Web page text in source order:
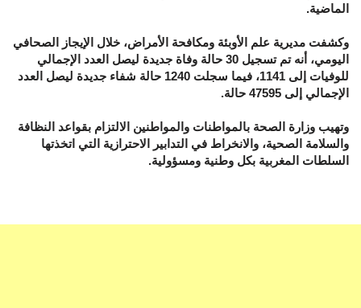
الماضية.
وكشفت مديرية علم الأوبئة ومكافحة الأمراض، خلال الإيجاز الصحافي
اليومي، أنه تم تسجيل 30 حالة وفاة جديدة ليصل العدد الإجمالي
للوفيات إلى 1141، فيما سجلت 1240 حالة شفاء جديدة ليصل العدد
الإجمالي إلى 47595 حالة.
وتهيب وزارة الصحة بالمواطنات والمواطنين الالتزام بقواعد النظافة
والسلامة الصحية، والانخراط في التدابير الاحترازية التي اتخذتها
السلطات المغربية بكل وطنية ومسؤولية.